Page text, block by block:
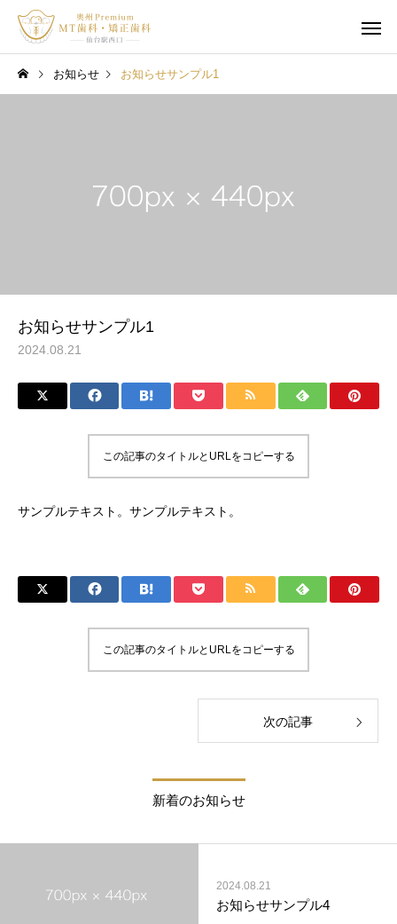
お知らせ お知らせサンプル1
お知らせサンプル1
2024.08.21
この記事のタイトルとURLをコピーする
サンプルテキスト。サンプルテキスト。
この記事のタイトルとURLをコピーする
次の記事
新着のお知らせ
2024.08.21
お知らせサンプル4